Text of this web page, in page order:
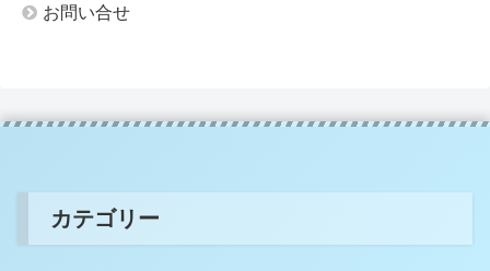
お問い合せ
カテゴリー